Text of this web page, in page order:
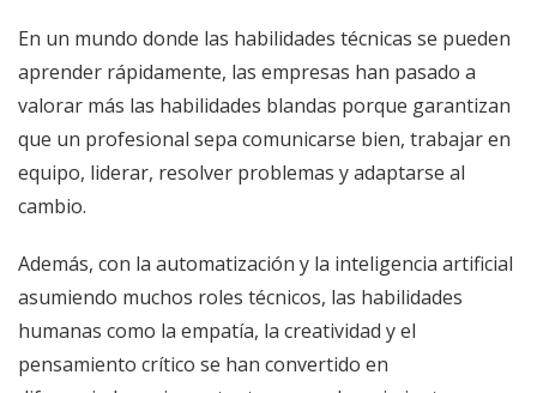
En un mundo donde las habilidades técnicas se pueden
aprender rápidamente, las empresas han pasado a
valorar más las habilidades blandas porque garantizan
que un profesional sepa comunicarse bien, trabajar en
equipo, liderar, resolver problemas y adaptarse al
cambio.
Además, con la automatización y la inteligencia artificial
asumiendo muchos roles técnicos, las habilidades
humanas como la empatía, la creatividad y el
pensamiento crítico se han convertido en